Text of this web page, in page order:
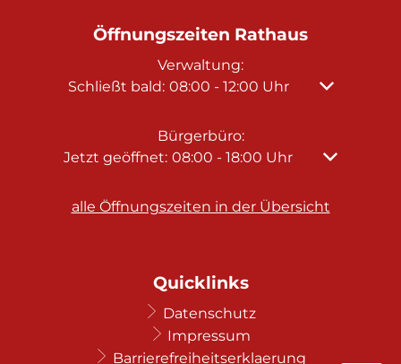
Öffnungszeiten Rathaus
Verwaltung:
Klicken, um weitere Öffnungs- oder
Schließt bald: 08:00 - 12:00 Uhr Von 08:00
Bürgerbüro:
Klicken, um weitere Öffnungs- oder
Jetzt geöffnet: 08:00 - 18:00 Uhr Von 08:00
alle Öffnungszeiten in der Übersicht
Quicklinks
Datenschutz
Impressum
Barrierefreiheitserklaerung